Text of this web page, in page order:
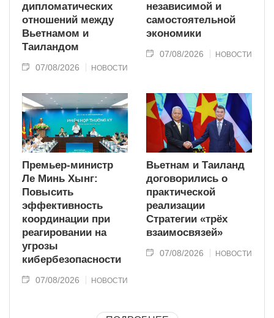
дипломатических
отношений между
Вьетнамом и
Таиландом
07/08/2026 НОВОСТИ
независимой и
самостоятельной
экономики
07/08/2026 НОВОСТИ
Премьер-министр
Ле Минь Хынг:
Повысить
эффективность
координации при
реагировании на
угрозы
кибербезопасности
07/08/2026 НОВОСТИ
Вьетнам и Таиланд
договорились о
практической
реализации
Стратегии «трёх
взаимосвязей»
07/08/2026 НОВОСТИ